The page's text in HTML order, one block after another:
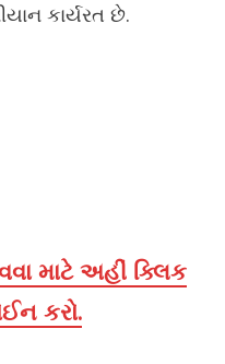
કાર્યરત છે.
માટે અહીં ક્લિક
કરો.